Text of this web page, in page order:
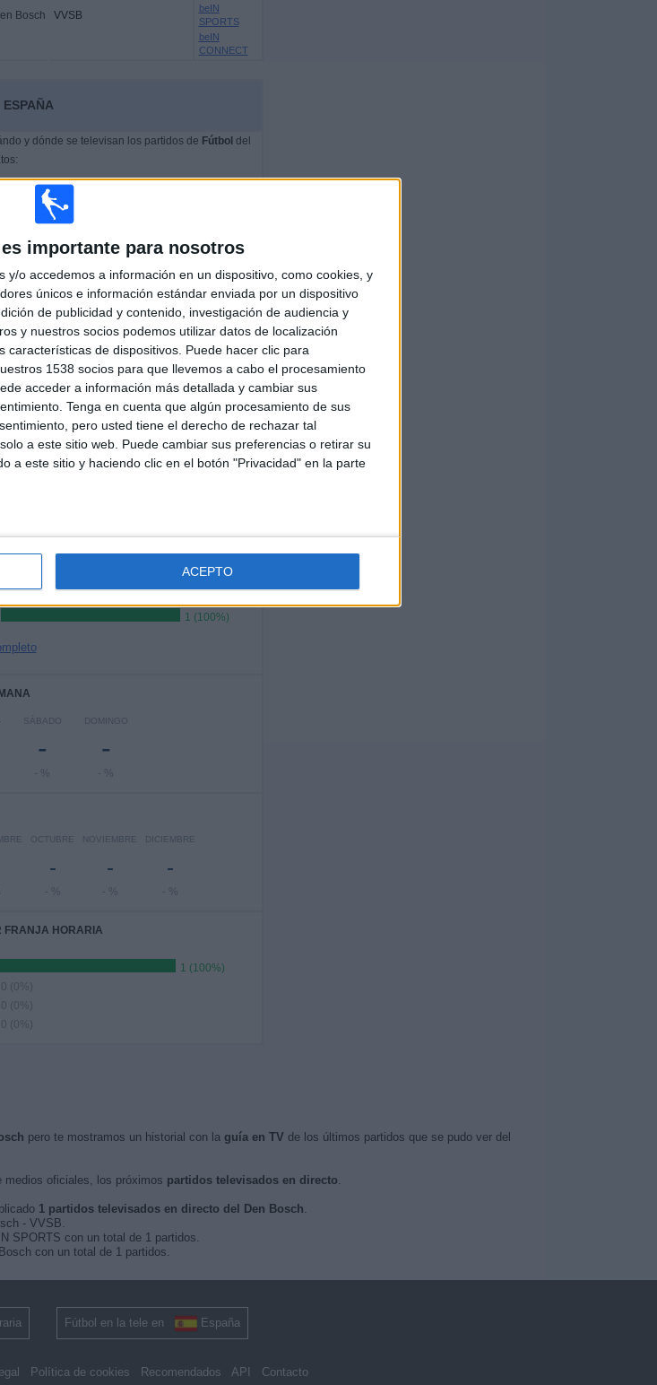
importante para nosotros
y/o accedemos a información en un dispositivo, como cookies, y
únicos e información estándar enviada por un dispositivo
de publicidad y contenido, investigación de audiencia y
y nuestros socios podemos utilizar datos de localización
de dispositivos. Puede hacer clic para
1538 socios para que llevemos a cabo el procesamiento
acceder a información más detallada y cambiar sus
Tenga en cuenta que algún procesamiento de sus
pero usted tiene el derecho de rechazar tal
a este sitio web. Puede cambiar sus preferencias o retirar su
a este sitio y haciendo clic en el botón "Privacidad" en la parte
ACEPTO
Bosch VVSB
beIN
SPORTS
beIN
CONNECT
y dónde se televisan los partidos de Fútbol del
2
CANALES TV
DÍAS
3837
SIN PARTIDO
GRATUÍTO
PARTIDOS
1
PAGO
RIVALES
VS VVSB
COMPETICIONES
1 (100%)
SÁBADO
-
- %
DOMINGO
-
- %
OCTUBRE
-
- %
NOVIEMBRE
-
- %
DICIEMBRE
-
- %
FRANJA HORARIA
1 (100%)
0 (0%)
0 (0%)
0 (0%)
pero te mostramos un historial con la guía en TV de los últimos partidos que se pudo ver del
medios oficiales, los próximos partidos televisados en directo.
1 partidos televisados en directo del Den Bosch.
- VVSB.
SPORTS con un total de 1 partidos.
con un total de 1 partidos.
Fútbol en la tele en España
Política de cookies Recomendados API Contacto